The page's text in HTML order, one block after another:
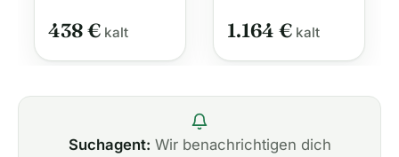
438 €kalt 1.164 € kalt
Suchagent: Wir benachrichtigen dich